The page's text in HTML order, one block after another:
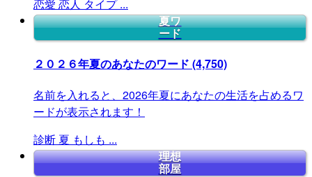
恋愛 恋人 タイプ ...
夏ワ
ード
２０２６年夏のあなたのワード (4,750)
名前を入れると、2026年夏にあなたの生活を占めるワ
ードが表示されます！
診断 夏 もしも ...
理想
部屋